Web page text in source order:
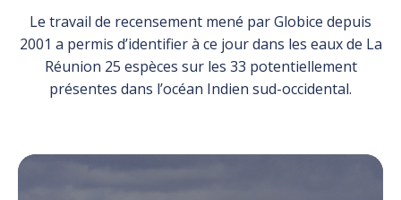
Le travail de recensement mené par Globice depuis
2001 a permis d’identifier à ce jour dans les eaux de La
Réunion 25 espèces sur les 33 potentiellement
présentes dans l’océan Indien sud-occidental.